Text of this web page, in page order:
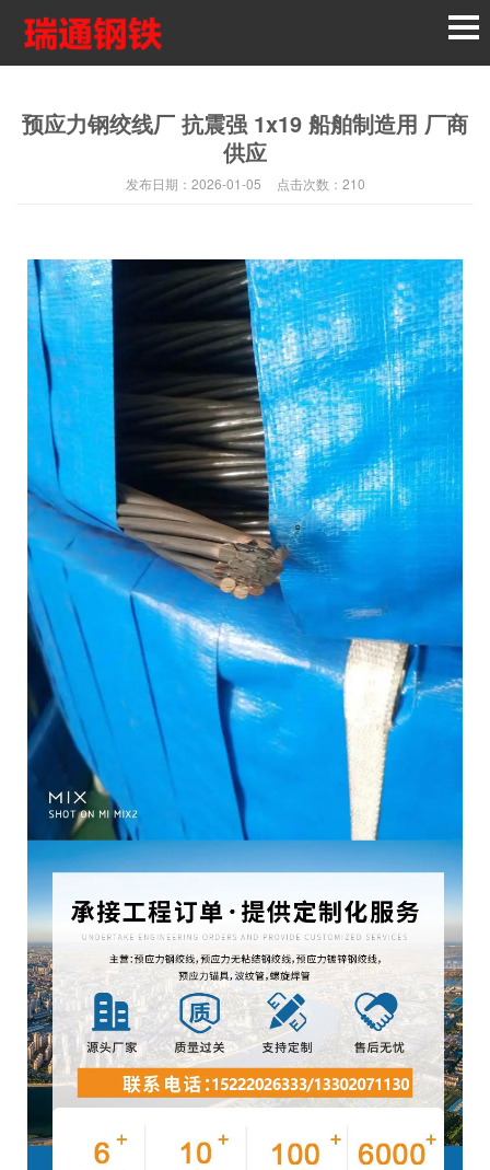
预应力钢绞线厂 抗震强 1x19 船舶制造用 厂商
供应
发布日期： 2026-01-05 点击次数： 210